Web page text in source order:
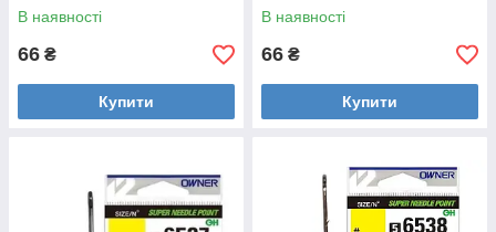
В наявності
66 ₴
Купити
В наявності
66 ₴
Купити